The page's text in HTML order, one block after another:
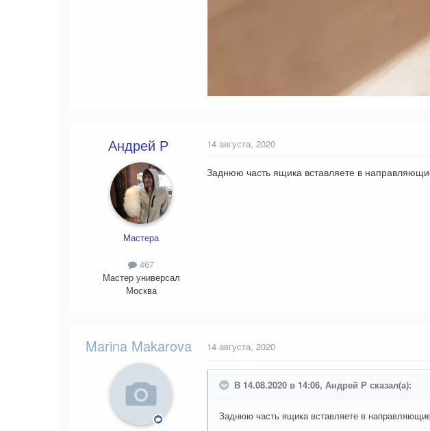
Андрей Р
Мастера
467
Мастер универсал
Москва
14 августа, 2020
Заднюю часть ящика вставляете в
Marina Makarova 14 августа, 2020
В 14.08.2020 в 14:06, Андрей Р сказал(а):
Заднюю часть ящика вставляете в